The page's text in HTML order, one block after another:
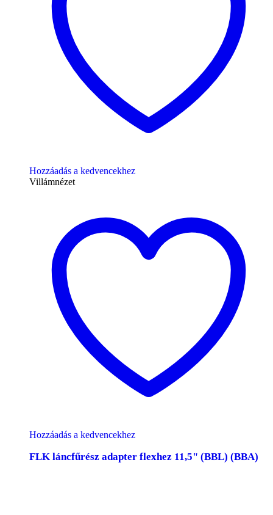
Hozzáadás a kedvencekhez
Villámnézet
Hozzáadás a kedvencekhez
FLK láncfűrész adapter flexhez 11,5" (BBL) (BBA)